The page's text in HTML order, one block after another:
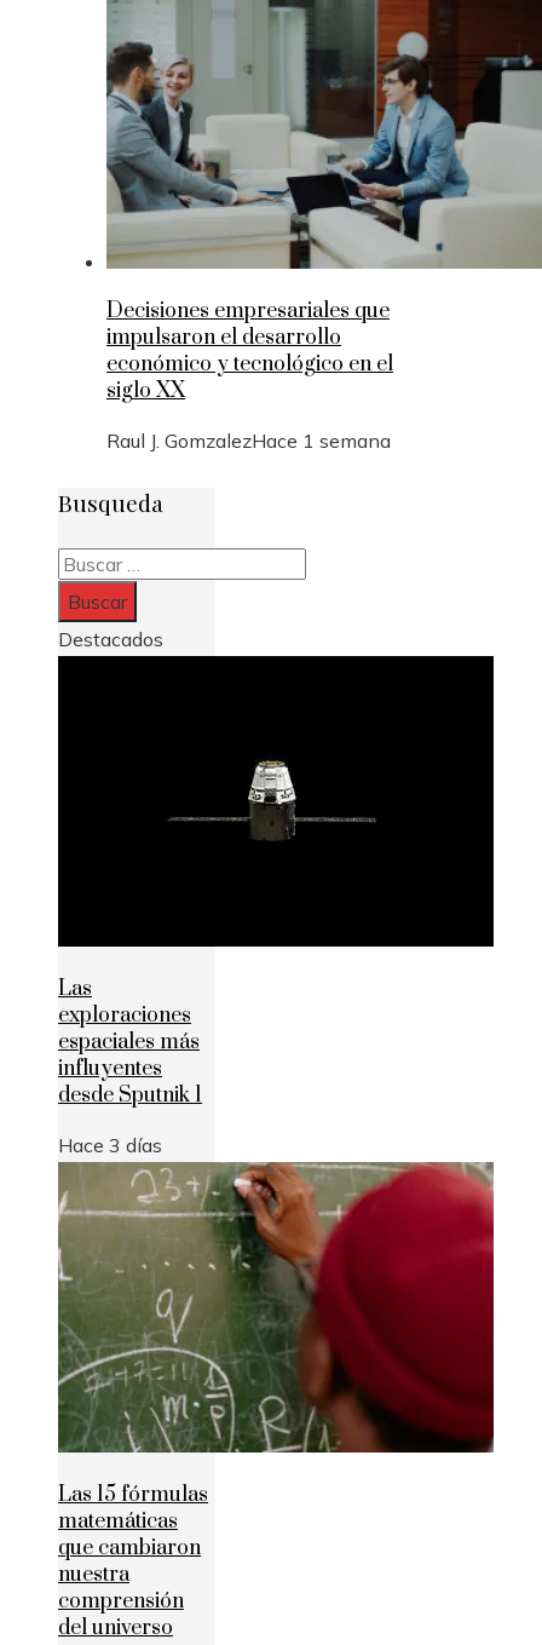
Decisiones empresariales que
impulsaron el desarrollo
económico y tecnológico en el
siglo XX
Raul J. GomzalezHace 1 semana
Busqueda
Buscar:
Destacados
Las
exploraciones
espaciales más
influyentes
desde Sputnik 1
Hace 3 días
Las 15 fórmulas
matemáticas
que cambiaron
nuestra
comprensión
del universo